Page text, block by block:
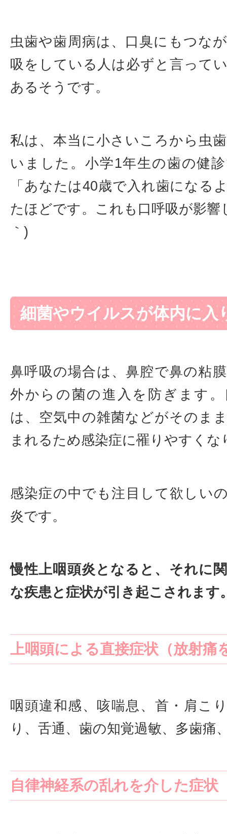
虫歯や歯周病は、口臭にもつな
吸をしている人は必ずと言って
あるそうです。
私は、本当に小さいころから虫
いました。小学1年生の歯の健
「あなたは40歳で入れ歯になる
たほどです。これも口呼吸が影響
｀)
細菌やウイルスが体内に入
鼻呼吸の場合は、鼻腔で鼻の粘
外からの菌の進入を防ぎます
は、空気中の雑菌などがそのま
まれるため感染症に罹りやすくな
感染症の中でも注目して欲しい
炎です。
慢性上咽頭炎となると、それに
な疾患と症状が引き起こされます
上咽頭による直接症状（放射痛
咽頭違和感、咳喘息、首・肩こ
り、舌通、歯の知覚過敏、多歯痛
自律神経系の乱れを介した症状